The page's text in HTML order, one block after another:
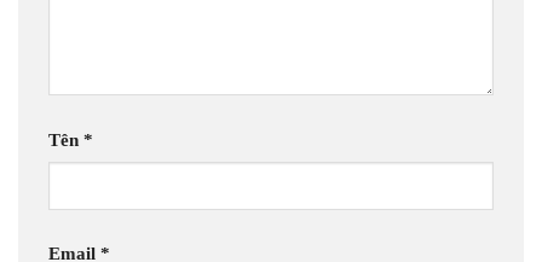
Tên *
Email *